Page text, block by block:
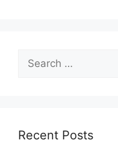
Recent Posts